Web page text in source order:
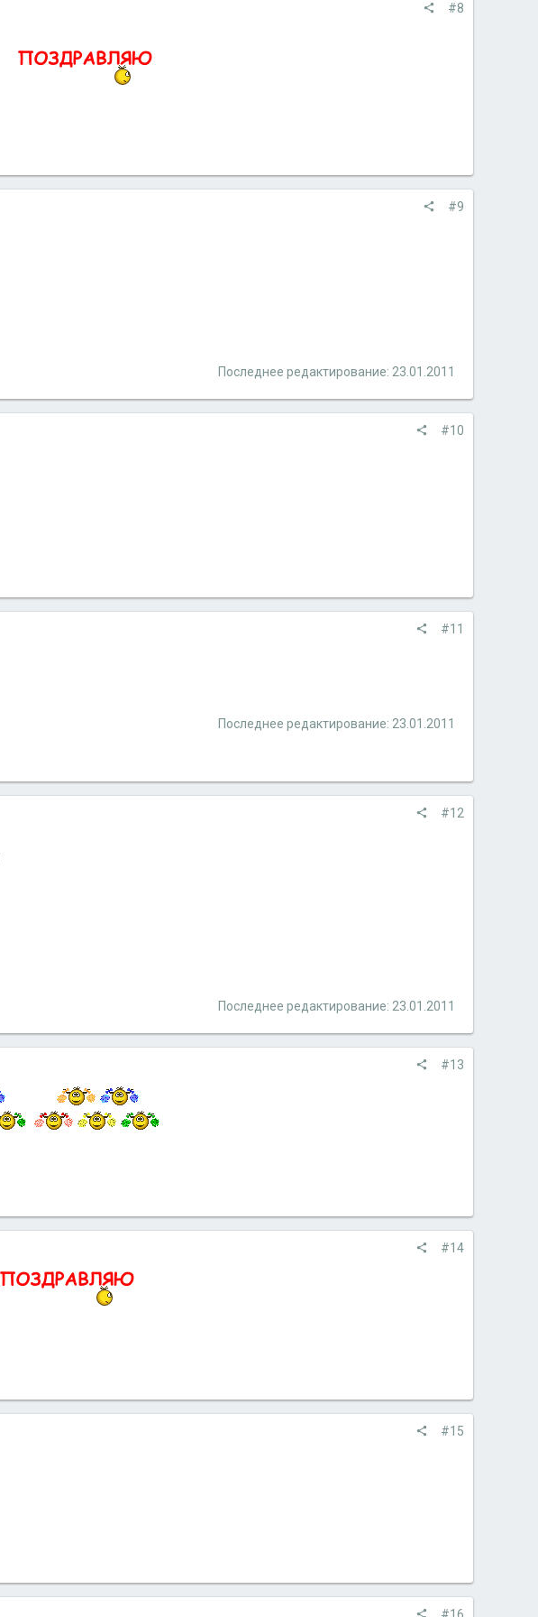
#8
#9
Последнее редактирование: 23.01.2011
#10
#11
Последнее редактирование: 23.01.2011
#12
Последнее редактирование: 23.01.2011
#13
#14
#15
#16